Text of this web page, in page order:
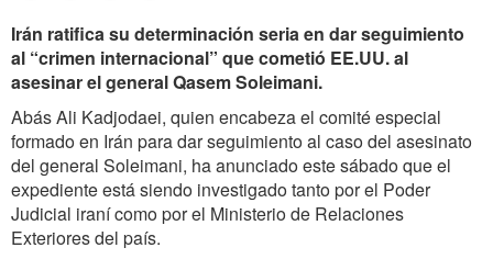
Irán ratifica su determinación seria en dar seguimiento
al “crimen internacional” que cometió EE.UU. al
asesinar el general Qasem Soleimani.
Abás Ali Kadjodaei, quien encabeza el comité especial
formado en Irán para dar seguimiento al caso del asesinato
del general Soleimani, ha anunciado este sábado que el
expediente está siendo investigado tanto por el Poder
Judicial iraní como por el Ministerio de Relaciones
Exteriores del país.